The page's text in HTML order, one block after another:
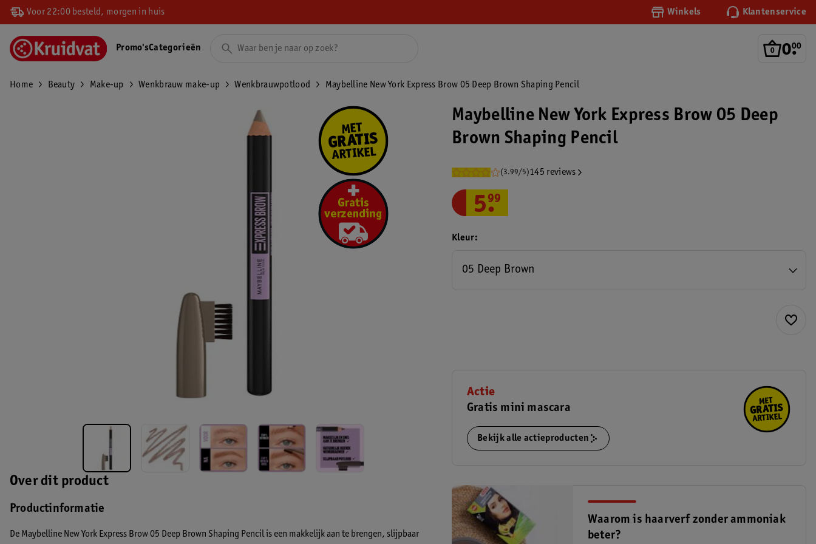
Voor 22:00 besteld, morgen in huis Winkels Klantenservice
0.
00
Promo'sCategorieën
Home Beauty Make-up Wenkbrauw make-up Wenkbrauwpotlood Maybelline New York Express Brow 05 Deep Brown Shaping Pencil
Over dit product
Productinformatie
De Maybelline New York Express Brow 05 Deep Brown Shaping Pencil is een makkelijk aan te brengen, slijpbaar
Maybelline New York Express Brow 05 Deep
Brown Shaping Pencil
(3.99/5)145 reviews
5.
99
Kleur
05 Deep Brown
Actie
Gratis mini mascara
Bekijk alle actieproducten
Waarom is haarverf zonder ammoniak
beter?